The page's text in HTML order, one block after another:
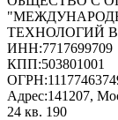
ТЕХНОЛОГИЙ
ИНН:7717699709
КПП:503801001
ОГРН:
Адрес:141207,
24 кв. 190